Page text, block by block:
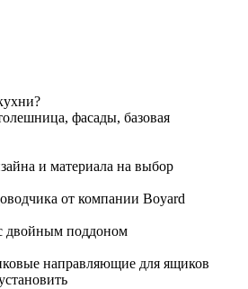
фасады, базовая
и материала на выбор
от компании Boyard
двойным поддоном
направляющие для ящиков